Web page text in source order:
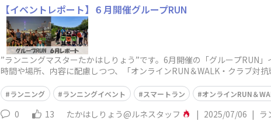
【イベントレポート】６月開催グループRUN
”ランニングマスターたかはしりょう”です。6月開催の「グループRUN
時間や場所、内容に配慮しつつ、「オンラインRUN＆WALK・クラブ対
ランニング ランニングイベント スマートラン オンラインRUN＆
0 13 たかはしりょう@ルネスタッフ | 2025/07/06 | ラ